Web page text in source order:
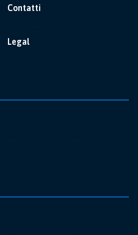
Contatti
Legal